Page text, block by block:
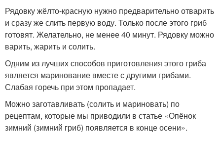
Рядовку жёлто-красную нужно предварительно отварить
и сразу же слить первую воду. Только после этого гриб
готовят. Желательно, не менее 40 минут. Рядовку можно
варить, жарить и солить.
Одним из лучших способов приготовления этого гриба
является маринование вместе с другими грибами.
Слабая горечь при этом пропадает.
Можно заготавливать (солить и мариновать) по
рецептам, которые мы приводили в статье «Опёнок
зимний (зимний гриб) появляется в конце осени».